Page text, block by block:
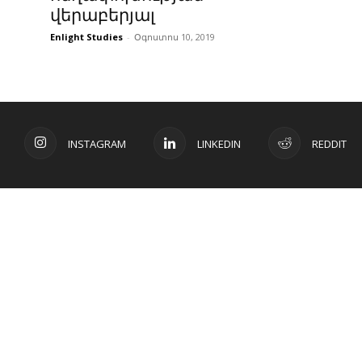
վերաբերյալ
Enlight Studies - Օգոստոս 10, 2019
INSTAGRAM LINKEDIN REDDIT